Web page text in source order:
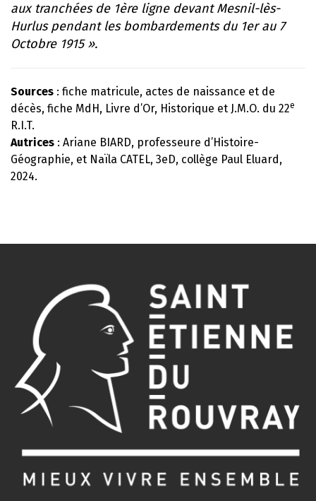
aux tranchées de 1ère ligne devant Mesnil-lès-
Hurlus pendant les bombardements du 1er au 7
Octobre 1915 ».
Sources : fiche matricule, actes de naissance et de
décès, fiche MdH, Livre d’Or, Historique et J.M.O. du 22e
R.I.T.
Autrices : Ariane BIARD, professeure d’Histoire-
Géographie, et Naïla CATEL, 3eD, collège Paul Eluard,
2024.